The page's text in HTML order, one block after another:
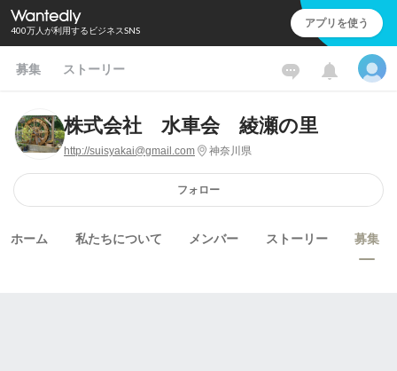
400万人が利用するビジネスSNS アプリを使う
募集 ストーリー
株式会社 水車会 綾瀬の里
http://suisyakai@gmail.com 神奈川県
フォロー
ホーム 私たちについて メンバー ストーリー 募集